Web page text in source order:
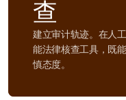
查
建立审计轨迹。在人
能法律核查工具，既
慎态度。